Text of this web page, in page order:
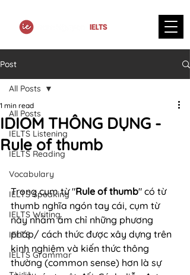
Post
All Posts
IELTS Listening
IELTS Reading
Vocabulary
IELTS Speaking
IELTS Writing
IELTS
IELTS Grammar
All Posts
IDIOM THÔNG DỤNG -
Rule of thumb
1 min read
Trong cụm từ "Rule of thumb" có từ
thumb nghĩa ngón tay cái, cụm từ
này nhằm ám chỉ những phương
pháp/ cách thức được xây dựng trên
kinh nghiệm và kiến thức thông
thường (common sense) hơn là sự